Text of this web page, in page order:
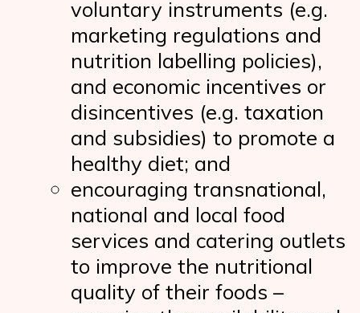
voluntary instruments (e.g.
marketing regulations and
nutrition labelling policies),
and economic incentives or
disincentives (e.g. taxation
and subsidies) to promote a
healthy diet; and
encouraging transnational,
national and local food
services and catering outlets
to improve the nutritional
quality of their foods –